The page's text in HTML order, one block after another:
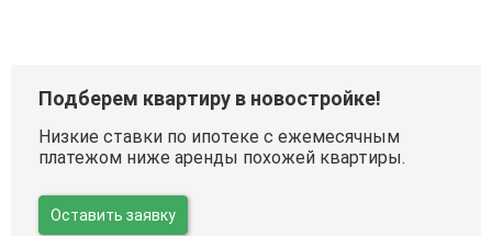
Подберем квартиру в новостройке!
Низкие ставки по ипотеке с ежемесячным
платежом ниже аренды похожей квартиры.
Оставить заявку